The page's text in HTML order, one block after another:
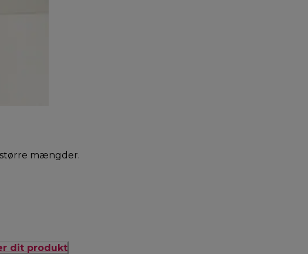
mængder.
dit produkt